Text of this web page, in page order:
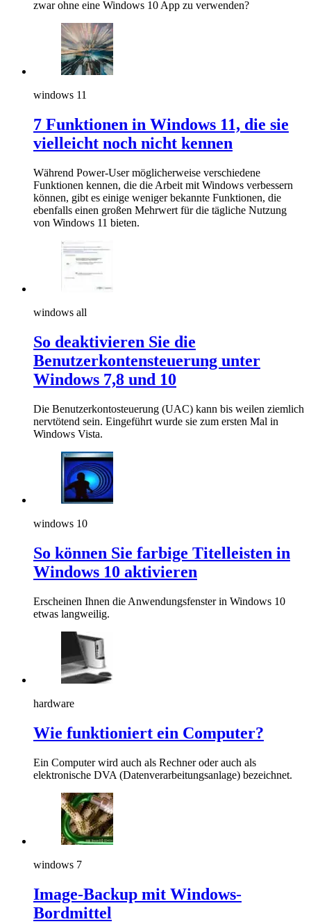
zwar ohne eine Windows 10 App zu verwenden?
windows 11
7 Funktionen in Windows 11, die sie
vielleicht noch nicht kennen
Während Power-User möglicherweise verschiedene
Funktionen kennen, die die Arbeit mit Windows verbessern
können, gibt es einige weniger bekannte Funktionen, die
ebenfalls einen großen Mehrwert für die tägliche Nutzung
von Windows 11 bieten.
windows all
So deaktivieren Sie die
Benutzerkontensteuerung unter
Windows 7,8 und 10
Die Benutzerkontosteuerung (UAC) kann bis weilen ziemlich
nervtötend sein. Eingeführt wurde sie zum ersten Mal in
Windows Vista.
windows 10
So können Sie farbige Titelleisten in
Windows 10 aktivieren
Erscheinen Ihnen die Anwendungsfenster in Windows 10
etwas langweilig.
hardware
Wie funktioniert ein Computer?
Ein Computer wird auch als Rechner oder auch als
elektronische DVA (Datenverarbeitungsanlage) bezeichnet.
windows 7
Image-Backup mit Windows-
Bordmittel